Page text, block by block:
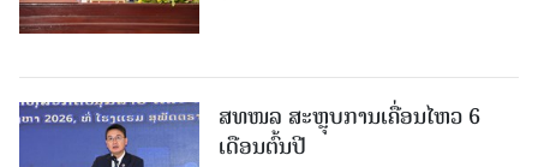
ສທໜລ ສະຫຼຸບການເຄື່ອນໄຫວ 6
ເດືອນຕົ້ນປີ